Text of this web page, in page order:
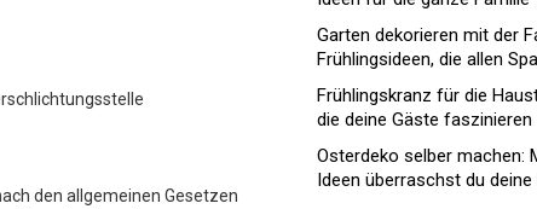
den allgemeinen Gesetzen
Garten dekorieren mit der
Frühlingsideen, die allen
Frühlingskranz für die
die deine Gäste faszinieren
Osterdeko selber machen:
Ideen überraschst du deine